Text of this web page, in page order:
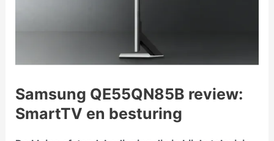
Samsung QE55QN85B review:
SmartTV en besturing